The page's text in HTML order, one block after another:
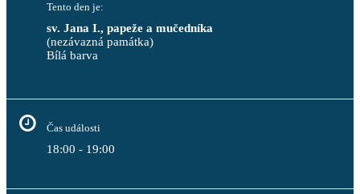
Tento den je:
sv. Jana I., papeže a mučedníka
(nezávazná památka)
Bílá barva
Čas události
18:00 - 19:00